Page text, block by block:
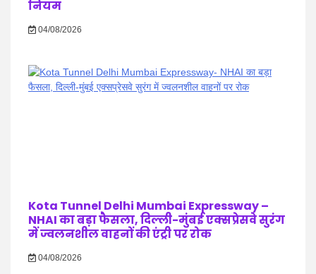
नियम
04/08/2026
Kota Tunnel Delhi Mumbai Expressway –
NHAI का बड़ा फैसला, दिल्ली-मुंबई एक्सप्रेसवे सुरंग
में ज्वलनशील वाहनों की एंट्री पर रोक
04/08/2026